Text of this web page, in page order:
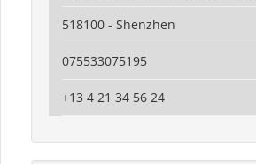
518100 - Shenzhen
075533075195
+13 4 21 34 56 24